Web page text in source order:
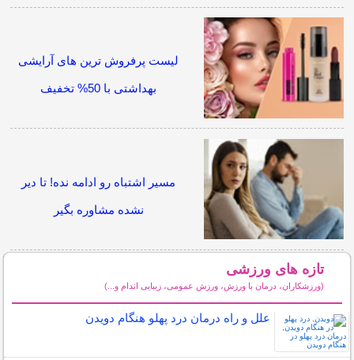
لیست پرفروش ترین های آرایشی
بهداشتی با 50% تخفیف
مسیر اشتباه رو ادامه نده! تا دیر
نشده مشاوره بگیر
تازه های ورزشی
(ورزشکاران، درمان با ورزش، ورزش عمومی، زیبایی اندام و...)
علل و راه درمان درد پهلو هنگام دویدن